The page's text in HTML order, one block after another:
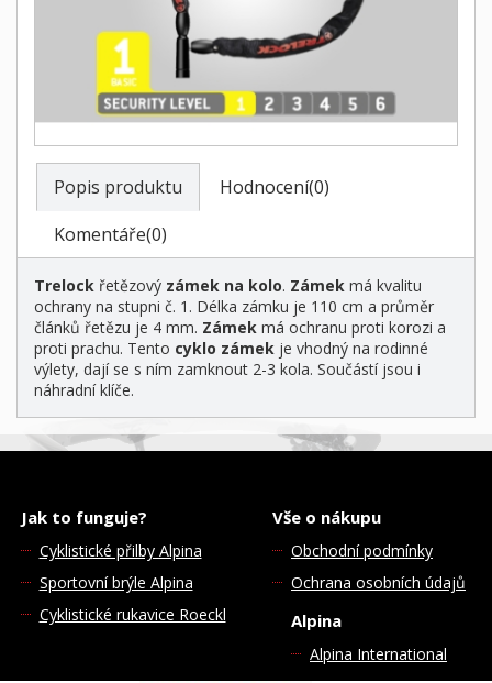
Popis produktu
Hodnocení(0)
Komentáře(0)
Trelock řetězový zámek na kolo. Zámek má kvalitu
ochrany na stupni č. 1. Délka zámku je 110 cm a průměr
článků řetězu je 4 mm. Zámek má ochranu proti korozi a
proti prachu. Tento cyklo zámek je vhodný na rodinné
výlety, dají se s ním zamknout 2-3 kola. Součástí jsou i
náhradní klíče.
Jak to funguje?
Cyklistické přilby Alpina
Sportovní brýle Alpina
Cyklistické rukavice Roeckl
Vše o nákupu
Obchodní podmínky
Ochrana osobních údajů
Alpina
Alpina International